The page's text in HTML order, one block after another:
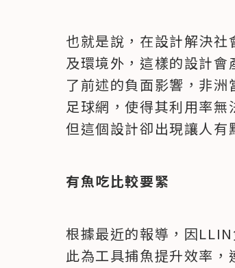
也就是說，在設計解決
及環境外，這樣的設計
了前述的負面影響，非
足球網，使得其利用率無
但這個設計卻出現讓人有
有魚吃比較要緊
根據最近的報導，因
此為工具捕魚提升效率